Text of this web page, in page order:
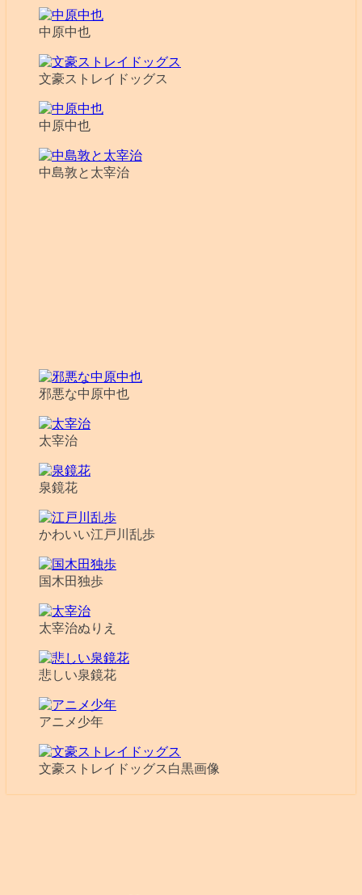
中原中也
文豪ストレイドッグス
中原中也
中島敦と太宰治
邪悪な中原中也
太宰治
泉鏡花
かわいい江戸川乱歩
国木田独歩
太宰治ぬりえ
悲しい泉鏡花
アニメ少年
文豪ストレイドッグス白黒画像